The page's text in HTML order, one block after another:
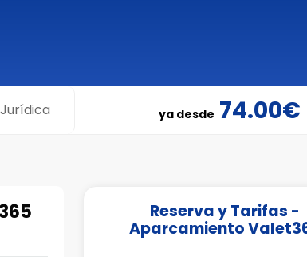
ya desde 74.00€
Reserva y Tarifas -
Aparcamiento